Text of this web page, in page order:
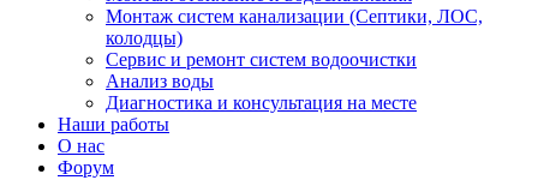
Монтаж систем канализации (Септики, ЛОС,
колодцы)
Сервис и ремонт систем водоочистки
Анализ воды
Диагностика и консультация на месте
Наши работы
О нас
Форум